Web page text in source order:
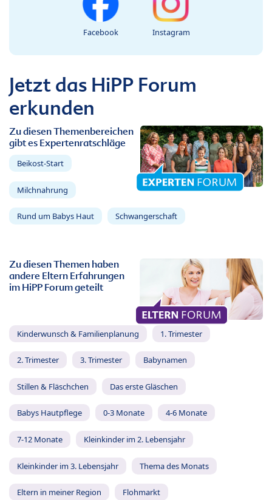
Facebook Instagram
Jetzt das HiPP Forum
erkunden
Zu diesen Themenbereichen
gibt es Expertenratschläge
Beikost-Start
Milchnahrung
Rund um Babys Haut Schwangerschaft
Zu diesen Themen haben
andere Eltern Erfahrungen
im HiPP Forum geteilt
Kinderwunsch & Familienplanung 1. Trimester
2. Trimester 3. Trimester Babynamen
Stillen & Fläschchen Das erste Gläschen
Babys Hautpflege 0-3 Monate 4-6 Monate
7-12 Monate Kleinkinder im 2. Lebensjahr
Kleinkinder im 3. Lebensjahr Thema des Monats
Eltern in meiner Region Flohmarkt